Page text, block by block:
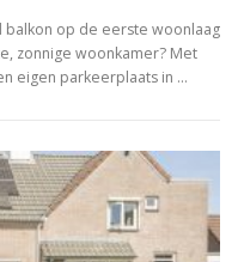
balkon op de eerste woonlaag
zonnige woonkamer? Met
eigen parkeerplaats in …